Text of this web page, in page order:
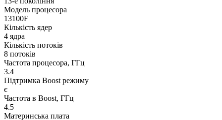
Модель процесора
13100F
Кількість ядер
4 ядра
Кількість потоків
8 потоків
Частота процесора, ГГц
3.4
Підтримка Boost режиму
є
Частота в Boost, ГГц
4.5
Материнська плата